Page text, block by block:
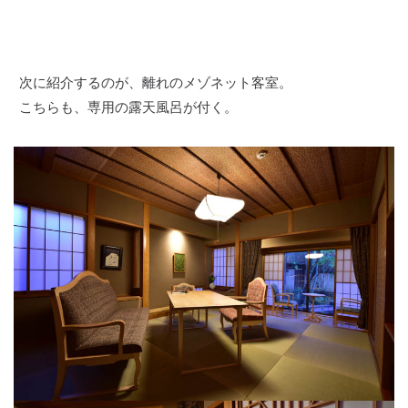
次に紹介するのが、離れのメゾネット客室。
こちらも、専用の露天風呂が付く。